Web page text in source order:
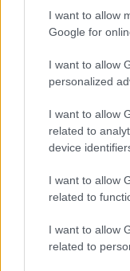
I want to allow
Google for
I want to allow
personalized
I want to allow
related to
device
I want to allow
related to
I want to allow
related to
di mercato.
Per recuperare
“In China
30 nuovi
specificamente
progettazione
standard europei.
Nemmeno gli